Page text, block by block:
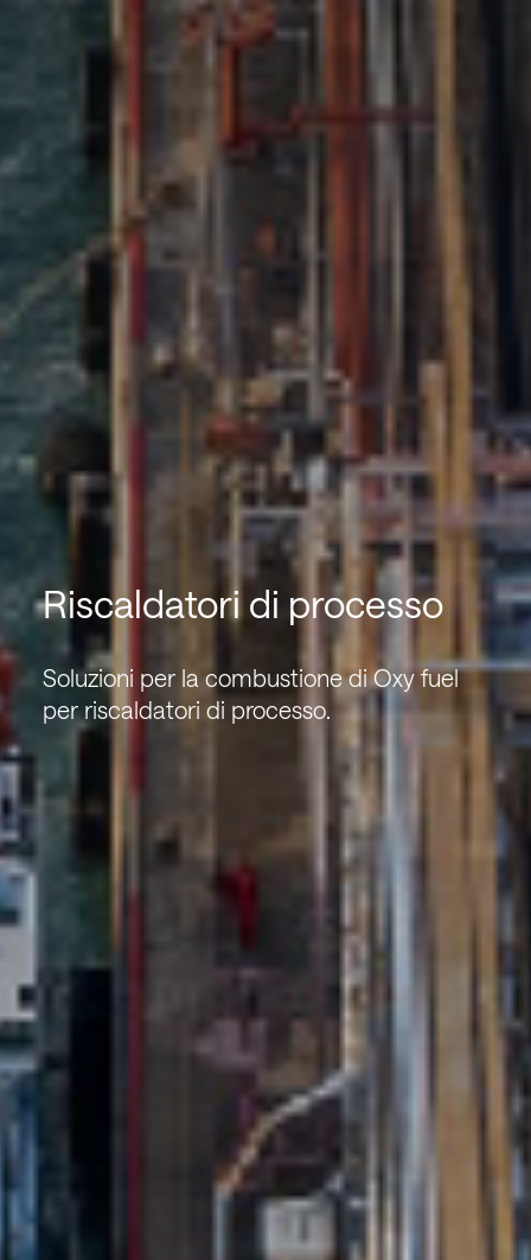
Riscaldatori di processo
Soluzioni per la combustione di Oxy fuel
per riscaldatori di processo.